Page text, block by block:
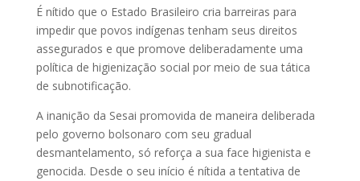
É nítido que o Estado Brasileiro cria barreiras para
impedir que povos indígenas tenham seus direitos
assegurados e que promove deliberadamente uma
política de higienização social por meio de sua tática
de subnotificação.
A inanição da Sesai promovida de maneira deliberada
pelo governo bolsonaro com seu gradual
desmantelamento, só reforça a sua face higienista e
genocida. Desde o seu início é nítida a tentativa de